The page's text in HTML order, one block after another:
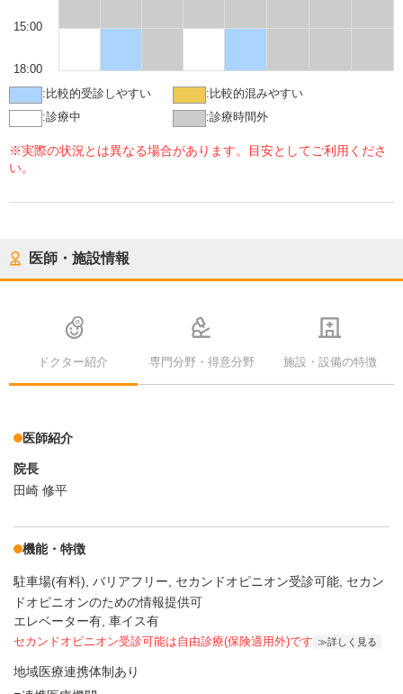
15:00
18:00
: 比較的受診しやすい : 比較的混みやすい
:診療中 :診療時間外
※実際の状況とは異なる場合があります。目安としてご利用くださ
い。
医師・施設情報
ドクター紹介 専門分野・得意分野 施設・設備の特徴
医師紹介
院長
田崎 修平
機能・特徴
駐車場(有料) バリアフリー セカンドオピニオン受診可能 セカン
ドオピニオンのための情報提供可
エレベーター有, 車イス有
セカンドオピニオン受診可能は自由診療(保険適用外)です 詳しく見る
地域医療連携体制あり